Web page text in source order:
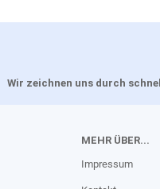
Wir zeichnen uns durch
MEHR ÜBER...
Impressum